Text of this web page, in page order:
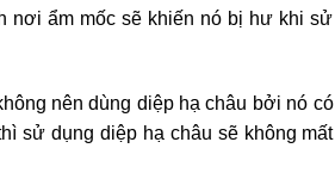
nơi ẩm mốc sẽ khiến nó bị hư khi sử
nên dùng diệp hạ châu bởi nó có
sử dụng diệp hạ châu sẽ không mất